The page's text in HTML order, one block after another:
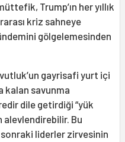
Trump’ın her yıllık
kriz sahneye
gölgelemesinden
gayrisafi yurt içi
kalan savunma
dile getirdiği “yük
alevlendirebilir. Bu
liderler zirvesinin